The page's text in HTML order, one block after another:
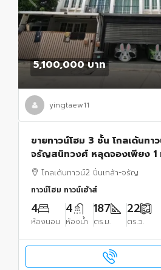
5,100,000 บาท
yingtaew11
ขายทาวน์โฮม 3 ชั้น โกลเด้นทา
จรัญสนิทวงศ์ หลุดจองเพียง 1
โครงการ เข้า-ออกสะดวก ตกแ
โกลเด้นทาวน์2 ปิ่นเกล้า-จรัญ
ทาวน์โฮม ทาวน์เฮ้าส์
4
ห้องนอน
4
ห้องน้ำ
187
ตร.ม.
22
ตร.ว.